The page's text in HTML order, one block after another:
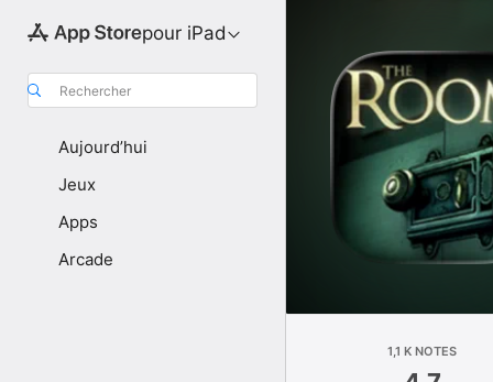
pour iPad
Rechercher
Aujourd’hui
Jeux
Apps
Arcade
1,1 K NOTES